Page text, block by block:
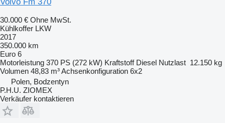
30.000 € Ohne MwSt.
Kühlkoffer LKW
2017
350.000 km
Euro 6
Motorleistung 370 PS (272 kW) Kraftstoff Diesel Nutzlast 12.150 kg
Volumen 48,83 m³Achsenkonfiguration 6x2
Polen, Bodzentyn
P.H.U. ZIOMEX
Verkäufer kontaktieren